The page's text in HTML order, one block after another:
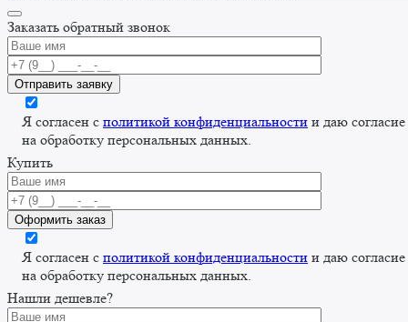
Заказать обратный звонок
Я согласен с политикой конфиденциальности и даю согласие
на обработку персональных данных.
Купить
Я согласен с политикой конфиденциальности и даю согласие
на обработку персональных данных.
Нашли дешевле?